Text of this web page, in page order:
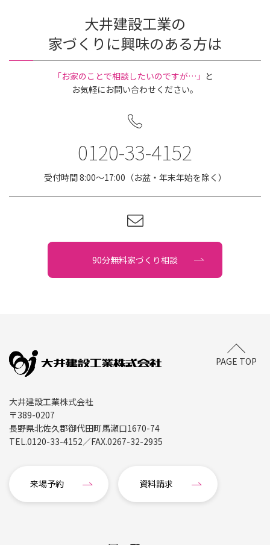
大井建設工業の
家づくりに興味のある方は
｢お家のことで相談したいのですが…」 と
お気軽にお問い合わせください。
0120-33-4152
受付時間 8:00〜17:00（お盆・年末年始を除く）
90分無料家づくり相談
PAGE TOP
大井建設工業株式会社
〒389-0207
長野県北佐久郡御代田町馬瀬口1670-74
TEL.0120-33-4152／FAX.0267-32-2935
来場予約 資料請求